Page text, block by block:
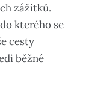
zážitků.
kterého se
cesty
běžné